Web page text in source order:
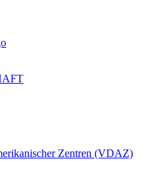
Zentren (VDAZ)